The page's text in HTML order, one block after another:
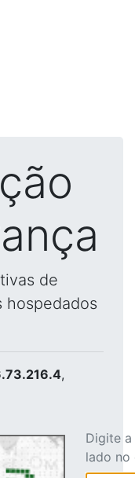
de
hospedados
,
Digite
lado no